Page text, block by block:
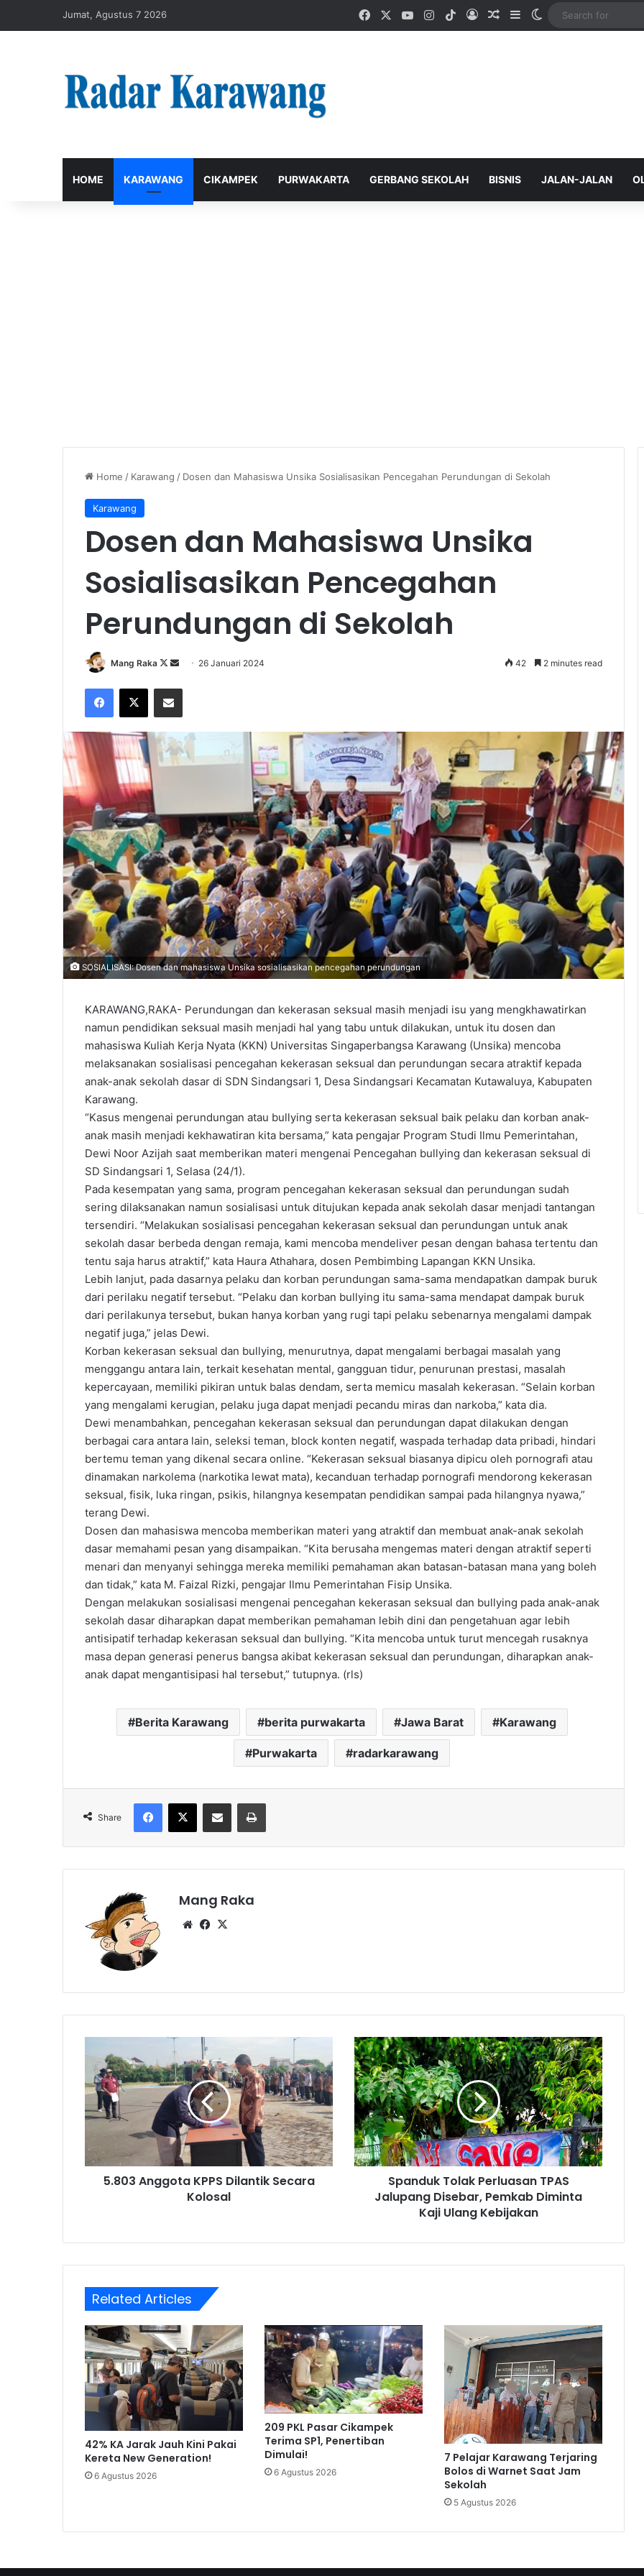
Jumat, Agustus 7 2026 FacebookYouTubeInstagram
TikTokLog InRandom Article
SidebarSwitch skin
HOME KARAWANG CIKAMPEK PURWAKARTA GERBANG SEKOLAH BISNIS JALAN-JALAN
Home / Karawang / Dosen dan Mahasiswa Unsika Sosialisasikan Pencegahan Perundungan di Sekolah
Karawang
Dosen dan Mahasiswa Unsika
Sosialisasikan Pencegahan
Perundungan di Sekolah
Mang Raka
Follow
X
Send 26 Januari 2024 42 2 minutes read
Facebook
X Share via Email
SOSIALISASI: Dosen dan mahasiswa Unsika sosialisasikan pencegahan perundungan
KARAWANG,RAKA- Perundungan dan kekerasan seksual masih menjadi isu yang mengkhawatirkan
namun pendidikan seksual masih menjadi hal yang tabu untuk dilakukan, untuk itu dosen dan
mahasiswa Kuliah Kerja Nyata (KKN) Universitas Singaperbangsa Karawang (Unsika) mencoba
melaksanakan sosialisasi pencegahan kekerasan seksual dan perundungan secara atraktif kepada
anak-anak sekolah dasar di SDN Sindangsari 1, Desa Sindangsari Kecamatan Kutawaluya, Kabupaten
Karawang.
“Kasus mengenai perundungan atau bullying serta kekerasan seksual baik pelaku dan korban anak-
anak masih menjadi kekhawatiran kita bersama,” kata pengajar Program Studi Ilmu Pemerintahan,
Dewi Noor Azijah saat memberikan materi mengenai Pencegahan bullying dan kekerasan seksual di
SD Sindangsari 1, Selasa (24/1).
Pada kesempatan yang sama, program pencegahan kekerasan seksual dan perundungan sudah
sering dilaksanakan namun sosialisasi untuk ditujukan kepada anak sekolah dasar menjadi tantangan
tersendiri. “Melakukan sosialisasi pencegahan kekerasan seksual dan perundungan untuk anak
sekolah dasar berbeda dengan remaja, kami mencoba mendeliver pesan dengan bahasa tertentu dan
tentu saja harus atraktif,” kata Haura Athahara, dosen Pembimbing Lapangan KKN Unsika.
Lebih lanjut, pada dasarnya pelaku dan korban perundungan sama-sama mendapatkan dampak buruk
dari perilaku negatif tersebut. “Pelaku dan korban bullying itu sama-sama mendapat dampak buruk
dari perilakunya tersebut, bukan hanya korban yang rugi tapi pelaku sebenarnya mengalami dampak
negatif juga,” jelas Dewi.
Korban kekerasan seksual dan bullying, menurutnya, dapat mengalami berbagai masalah yang
menggangu antara lain, terkait kesehatan mental, gangguan tidur, penurunan prestasi, masalah
kepercayaan, memiliki pikiran untuk balas dendam, serta memicu masalah kekerasan. “Selain korban
yang mengalami kerugian, pelaku juga dapat menjadi pecandu miras dan narkoba,” kata dia.
Dewi menambahkan, pencegahan kekerasan seksual dan perundungan dapat dilakukan dengan
berbagai cara antara lain, seleksi teman, block konten negatif, waspada terhadap data pribadi, hindari
bertemu teman yang dikenal secara online. “Kekerasan seksual biasanya dipicu oleh pornografi atau
dinamakan narkolema (narkotika lewat mata), kecanduan terhadap pornografi mendorong kekerasan
seksual, fisik, luka ringan, psikis, hilangnya kesempatan pendidikan sampai pada hilangnya nyawa,”
terang Dewi.
Dosen dan mahasiswa mencoba memberikan materi yang atraktif dan membuat anak-anak sekolah
dasar memahami pesan yang disampaikan. “Kita berusaha mengemas materi dengan atraktif seperti
menari dan menyanyi sehingga mereka memiliki pemahaman akan batasan-batasan mana yang boleh
dan tidak,” kata M. Faizal Rizki, pengajar Ilmu Pemerintahan Fisip Unsika.
Dengan melakukan sosialisasi mengenai pencegahan kekerasan seksual dan bullying pada anak-anak
sekolah dasar diharapkan dapat memberikan pemahaman lebih dini dan pengetahuan agar lebih
antisipatif terhadap kekerasan seksual dan bullying. “Kita mencoba untuk turut mencegah rusaknya
masa depan generasi penerus bangsa akibat kekerasan seksual dan perundungan, diharapkan anak-
anak dapat mengantisipasi hal tersebut,” tutupnya. (rls)
Berita Karawang berita purwakarta Jawa Barat Karawang
Purwakarta radarkarawang
Share
Facebook
X Share via Email Print
Mang Raka
WebsiteFacebook
Anggota
KPPS
Dilantik
Secara
Kolosal
5.803 Anggota KPPS Dilantik Secara
Kolosal
Spanduk
Tolak
Perluasan
TPAS
Jalupang
Disebar,
Pemkab
Diminta
Kaji
Kebijakan
Spanduk Tolak Perluasan TPAS
Jalupang Disebar, Pemkab Diminta
Kaji Ulang Kebijakan
Related Articles
42% KA Jarak Jauh Kini Pakai
Kereta New Generation!
6 Agustus 2026
209 PKL Pasar Cikampek
Terima SP1, Penertiban
Dimulai!
6 Agustus 2026
7 Pelajar Karawang Terjaring
Bolos di Warnet Saat Jam
Sekolah
5 Agustus 2026